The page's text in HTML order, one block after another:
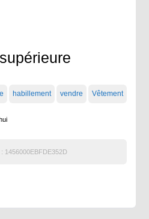
habillement vendre Vêtement
1456000EBFDE352D